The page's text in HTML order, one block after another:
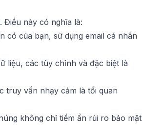
. Điều này có nghĩa là:
có của bạn, sử dụng email cá nhân
liệu, các tùy chỉnh và đặc biệt là
truy vấn nhạy cảm là tối quan
không chỉ tiềm ẩn rủi ro bảo mật